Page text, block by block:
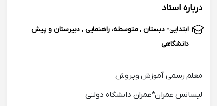
درباره استاد
ابتدایی- دبستان , متوسطه، راهنمایی , دبیرستان و پیش
دانشگاهی
معلم رسمی آموزش وپروش
لیسانس عمران*عمران دانشگاه دولتی